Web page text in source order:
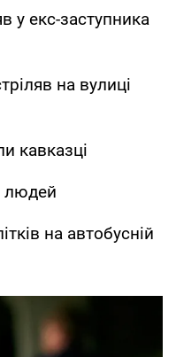
у екс-заступника
на вулиці
кавказці
людей
на автобусній